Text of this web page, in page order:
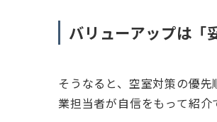
バリューアップは「
そうなると、空室対策の優
業担当者が自信をもって紹介